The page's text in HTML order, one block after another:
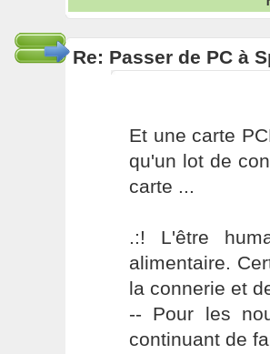
Re: Passer de PC à
Et une carte
qu'un lot de
carte ...
.:! L'être
alimentaire.
la connerie et
-- Pour les
continuant de